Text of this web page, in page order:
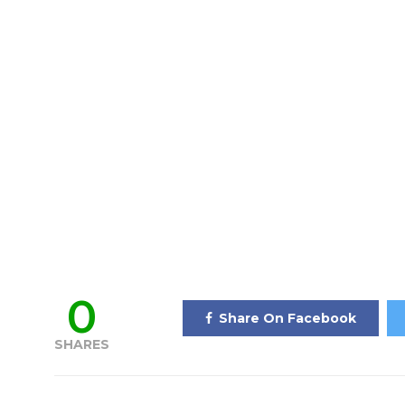
0
SHARES
Share On Facebook